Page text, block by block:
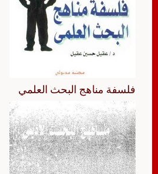
فلسفة مناهج البحث العلمي